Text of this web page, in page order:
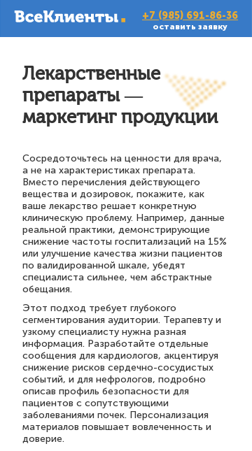
+7 (985) 691-86-36
оставить заявку
Лекарственные
препараты —
маркетинг продукции
Сосредоточьтесь на ценности для врача,
а не на характеристиках препарата.
Вместо перечисления действующего
вещества и дозировок, покажите, как
ваше лекарство решает конкретную
клиническую проблему. Например, данные
реальной практики, демонстрирующие
снижение частоты госпитализаций на 15%
или улучшение качества жизни пациентов
по валидированной шкале, убедят
специалиста сильнее, чем абстрактные
обещания.
Этот подход требует глубокого
сегментирования аудитории. Терапевту и
узкому специалисту нужна разная
информация. Разработайте отдельные
сообщения для кардиологов, акцентируя
снижение рисков сердечно-сосудистых
событий, и для нефрологов, подробно
описав профиль безопасности для
пациентов с сопутствующими
заболеваниями почек. Персонализация
материалов повышает вовлеченность и
доверие.